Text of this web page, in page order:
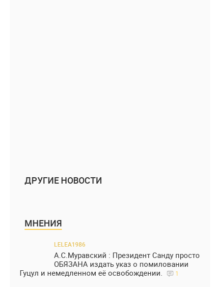
ДРУГИЕ НОВОСТИ
МНЕНИЯ
LELEA1986
А.С.Муравский : Президент Санду просто
ОБЯЗАНА издать указ о помиловании
Гуцул и немедленном её освобождении.
1